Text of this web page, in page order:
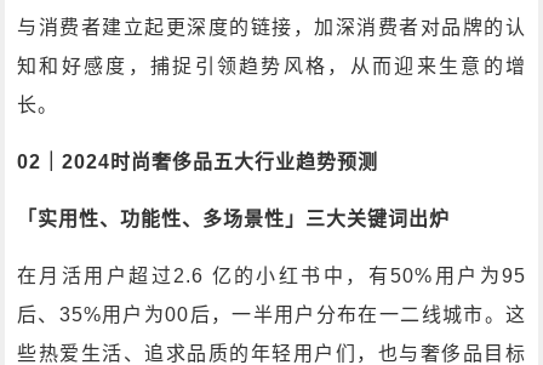
与消费者建立起更深度的链接，加深消费者对品牌的认
知和好感度，捕捉引领趋势风格，从而迎来生意的增
长。
02｜2024时尚奢侈品五大行业趋势预测
「实用性、功能性、多场景性」三大关键词出炉
在月活用户超过2.6 亿的小红书中，有50%用户为95
后、35%用户为00后，一半用户分布在一二线城市。这
些热爱生活、追求品质的年轻用户们，也与奢侈品目标